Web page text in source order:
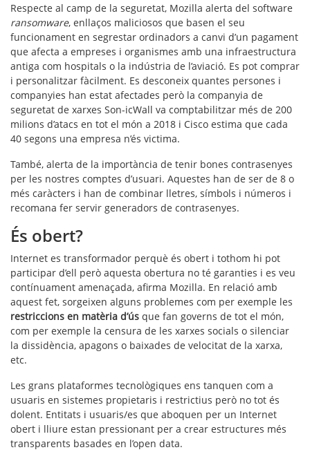
Respecte al camp de la seguretat, Mozilla alerta del software
ransomware, enllaços maliciosos que basen el seu
funcionament en segrestar ordinadors a canvi d’un pagament
que afecta a empreses i organismes amb una infraestructura
antiga com hospitals o la indústria de l’aviació. Es pot comprar
i personalitzar fàcilment. Es desconeix quantes persones i
companyies han estat afectades però la companyia de
seguretat de xarxes Son-icWall va comptabilitzar més de 200
milions d’atacs en tot el món a 2018 i Cisco estima que cada
40 segons una empresa n’és victima.
També, alerta de la importància de tenir bones contrasenyes
per les nostres comptes d’usuari. Aquestes han de ser de 8 o
més caràcters i han de combinar lletres, símbols i números i
recomana fer servir generadors de contrasenyes.
És obert?
Internet es transformador perquè és obert i tothom hi pot
participar d’ell però aquesta obertura no té garanties i es veu
contínuament amenaçada, afirma Mozilla. En relació amb
aquest fet, sorgeixen alguns problemes com per exemple les
restriccions en matèria d’ús que fan governs de tot el món,
com per exemple la censura de les xarxes socials o silenciar
la dissidència, apagons o baixades de velocitat de la xarxa,
etc.
Les grans plataformes tecnològiques ens tanquen com a
usuaris en sistemes propietaris i restrictius però no tot és
dolent. Entitats i usuaris/es que aboquen per un Internet
obert i lliure estan pressionant per a crear estructures més
transparents basades en l’open data.